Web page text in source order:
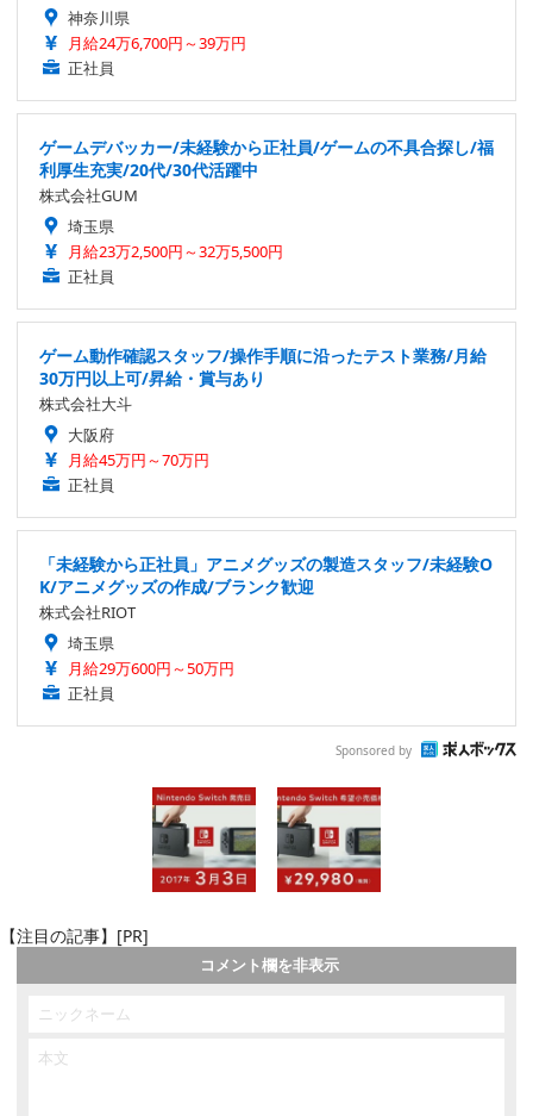
神奈川県
月給24万6,700円～39万円
正社員
ゲームデバッカー/未経験から正社員/ゲームの不具合探し/福
利厚生充実/20代/30代活躍中
株式会社GUM
埼玉県
月給23万2,500円～32万5,500円
正社員
ゲーム動作確認スタッフ/操作手順に沿ったテスト業務/月給
30万円以上可/昇給・賞与あり
株式会社大斗
大阪府
月給45万円～70万円
正社員
「未経験から正社員」アニメグッズの製造スタッフ/未経験O
K/アニメグッズの作成/ブランク歓迎
株式会社RIOT
埼玉県
月給29万600円～50万円
正社員
Sponsored by
【注目の記事】[PR]
コメント欄を非表示